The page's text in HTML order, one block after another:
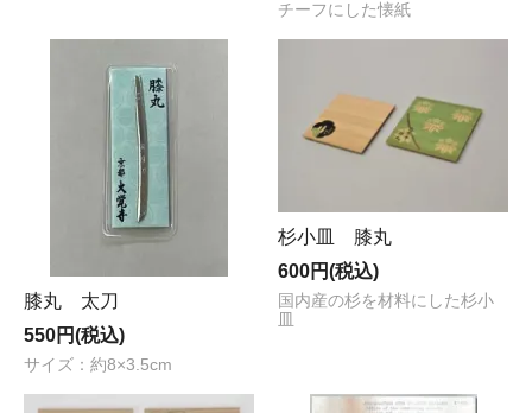
チーフにした懐紙
膝丸 太刀
550円(税込)
サイズ：約8×3.5cm
杉小皿 膝丸
600円(税込)
国内産の杉を材料にした杉小
皿